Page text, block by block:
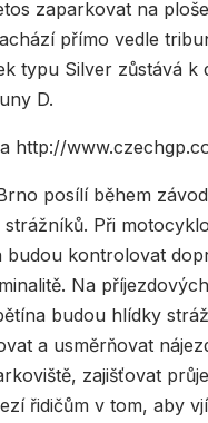
zaparkovat na
přímo vedle
typu Silver zůstává k
D.
http://
posílí během
Při
budou kontrolovat
Na
budou hlídky
a usměrňovat
zajišťovat
řidičům v tom, aby